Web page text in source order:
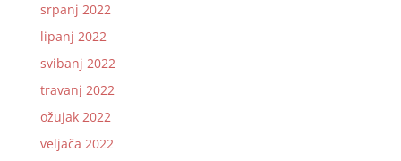
srpanj 2022
lipanj 2022
svibanj 2022
travanj 2022
ožujak 2022
veljača 2022